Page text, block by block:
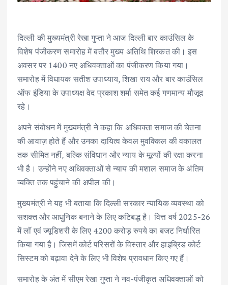
दिल्ली की मुख्यमंत्री रेखा गुप्ता ने आज दिल्ली बार काउंसिल के
विशेष पंजीकरण समारोह में बतौर मुख्य अतिथि शिरकत की। इस
अवसर पर 1400 नए अधिवक्ताओं का पंजीकरण किया गया।
समारोह में विधायक सतीश उपाध्याय, शिखा राय और बार काउंसिल
ऑफ इंडिया के उपाध्यक्ष वेद प्रकाश शर्मा समेत कई गणमान्य मौजूद
रहे।
अपने संबोधन में मुख्यमंत्री ने कहा कि अधिवक्ता समाज की चेतना
की आवाज़ होते हैं और उनका दायित्व केवल मुवक्किल की वकालत
तक सीमित नहीं, बल्कि संविधान और न्याय के मूल्यों की रक्षा करना
भी है। उन्होंने नए अधिवक्ताओं से न्याय की मशाल समाज के अंतिम
व्यक्ति तक पहुंचाने की अपील की।
मुख्यमंत्री ने यह भी बताया कि दिल्ली सरकार न्यायिक व्यवस्था को
सशक्त और आधुनिक बनाने के लिए कटिबद्ध है। वित्त वर्ष 2025-26
में लॉ एवं ज्यूडिशरी के लिए 4200 करोड़ रुपये का बजट निर्धारित
किया गया है। जिसमें कोर्ट परिसरों के विस्तार और हाइब्रिड कोर्ट
सिस्टम को बढ़ावा देने के लिए भी विशेष प्रावधान किए गए हैं।
समारोह के अंत में सीएम रेखा गुप्ता ने नव-पंजीकृत अधिवक्ताओं को